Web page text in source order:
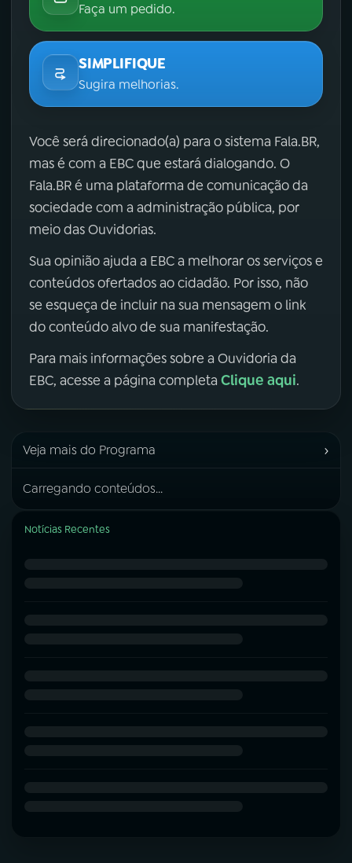
Faça um pedido.
SIMPLIFIQUE
Sugira melhorias.
Você será direcionado(a) para o sistema Fala.BR,
mas é com a EBC que estará dialogando. O
Fala.BR é uma plataforma de comunicação da
sociedade com a administração pública, por
meio das Ouvidorias.
Sua opinião ajuda a EBC a melhorar os serviços e
conteúdos ofertados ao cidadão. Por isso, não
se esqueça de incluir na sua mensagem o link
do conteúdo alvo de sua manifestação.
Para mais informações sobre a Ouvidoria da
EBC, acesse a página completa Clique aqui.
Veja mais do Programa ›
Carregando conteúdos...
Notícias Recentes